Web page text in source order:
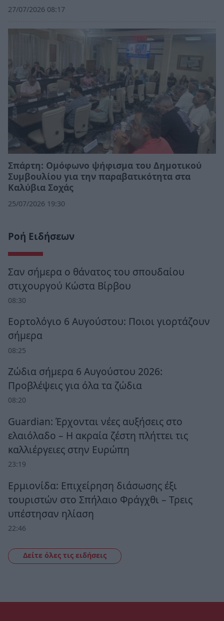
27/07/2026 08:17
Σπάρτη: Ομόφωνο ψήφισμα του Δημοτικού
Συμβουλίου για την παραβατικότητα στα
Καλύβια Σοχάς
25/07/2026 19:30
Ροή Ειδήσεων
Σαν σήμερα ο θάνατος του σπουδαίου
στιχουργού Κώστα Βίρβου
08:30
Εορτολόγιο 6 Αυγούστου: Ποιοι γιορτάζουν
σήμερα
08:25
Ζώδια σήμερα 6 Αυγούστου 2026:
Προβλέψεις για όλα τα ζώδια
08:20
Guardian: Έρχονται νέες αυξήσεις στο
ελαιόλαδο – Η ακραία ζέστη πλήττει τις
καλλιέργειες στην Ευρώπη
23:19
Ερμιονίδα: Επιχείρηση διάσωσης έξι
τουριστών στο Σπήλαιο Φράγχθι – Τρεις
υπέστησαν ηλίαση
22:46
Δείτε όλες τις ειδήσεις